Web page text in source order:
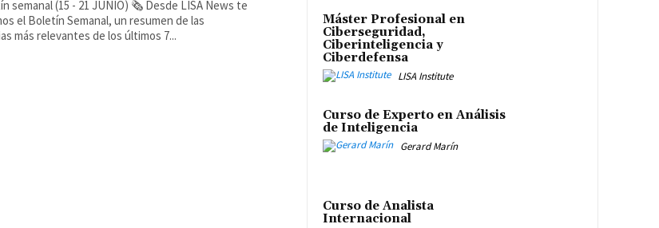
(15 - 21 JUNIO) 🗞️ Desde LISA News te
el Boletín Semanal, un resumen de las
más relevantes de los últimos 7...
Máster Profesional en
Ciberseguridad,
Ciberinteligencia y
Ciberdefensa
LISA Institute
Curso de Experto en Análisis
de Inteligencia
Gerard Marín
Curso de Analista
Internacional